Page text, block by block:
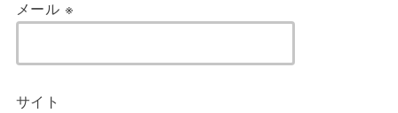
メール ※
サイト